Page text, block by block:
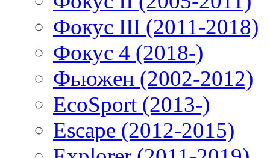
Фокус III (2011-2018)
Фокус 4 (2018-)
Фьюжен (2002-2012)
EcoSport (2013-)
Escape (2012-2015)